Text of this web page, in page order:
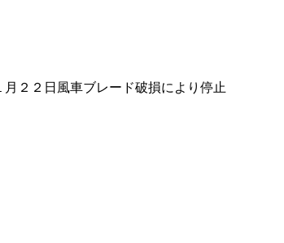
月２２日風車ブレード破損により停止